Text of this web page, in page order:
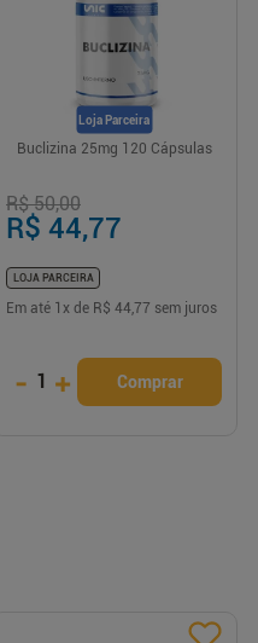
Loja Parceira
Buclizina 25mg 120 Cápsulas
R$ 50,00
R$ 44,77
LOJA PARCEIRA
Em até 1 x de R$ 44,77 sem juros
- 1 + Comprar